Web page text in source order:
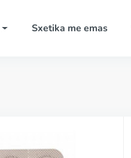
Sxetika me emas